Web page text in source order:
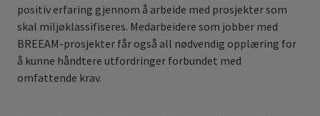
positiv erfaring gjennom å arbeide med prosjekter som
skal miljøklassifiseres. Medarbeidere som jobber med
BREEAM-prosjekter får også all nødvendig opplæring for
å kunne håndtere utfordringer forbundet med
omfattende krav.